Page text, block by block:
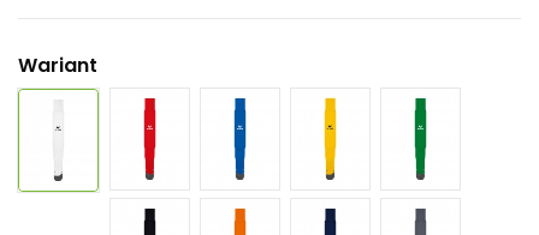
Wariant